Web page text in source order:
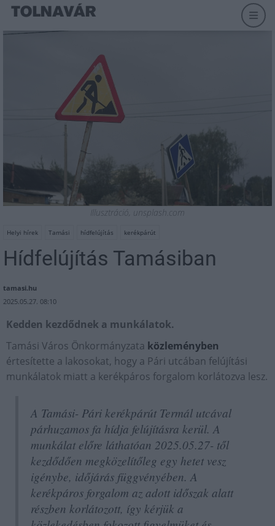
Illusztráció, unsplash.com
Helyi hírek Tamási hídfelújítás kerékpárút
Hídfelújítás Tamásiban
tamasi.hu
2025.05.27. 08:10
Kedden kezdődnek a munkálatok.
Tamási Város Önkormányzata közleményben
értesítette a lakosokat, hogy a Pári utcában felújítási
munkálatok miatt a kerékpáros forgalom korlátozva lesz.
A Tamási- Pári kerékpárút Termál utcával
párhuzamos fa hídja felújításra kerül. A
munkálat előre láthatóan 2025.05.27- től
kezdődően megközelítőleg egy hetet vesz
igénybe, időjárás függvényében. A
kerékpáros forgalom az adott időszak alatt
részben korlátozott, így kérjük a